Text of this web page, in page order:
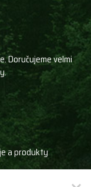
Doručujeme velmi
a produkty